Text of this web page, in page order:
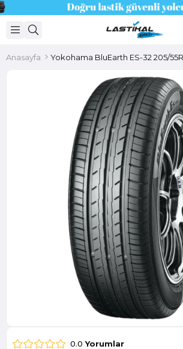
Anasayfa Yokohama BluEarth ES-32 205/
0.0 Yorumlar